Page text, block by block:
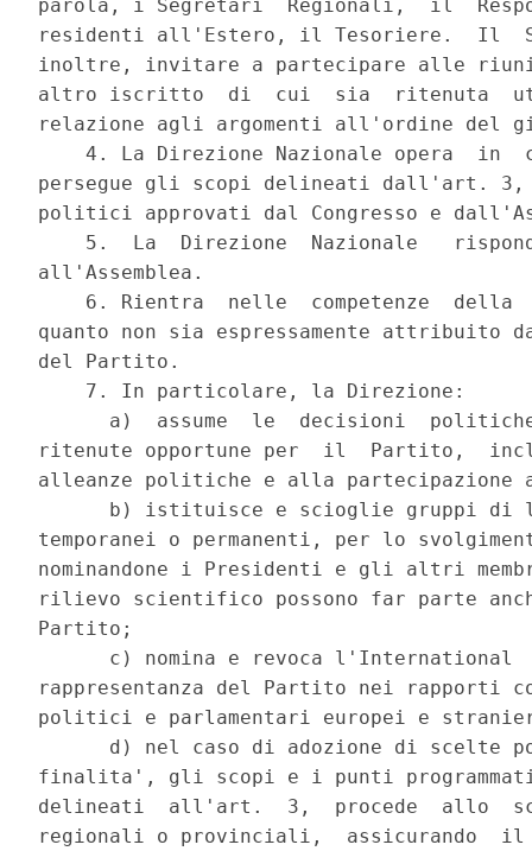
parola, i Segretari  Regionali,  il
residenti all'Estero, il Tesoriere.  Il
inoltre, invitare a partecipare alle
altro iscritto  di  cui  sia  ritenuta
relazione agli argomenti all'ordine del
4. La Direzione Nazionale opera  in
persegue gli scopi delineati dall'art.
politici approvati dal Congresso e
5.  La  Direzione  Nazionale
all'Assemblea.
6. Rientra  nelle  competenze  della
quanto non sia espressamente attribuito
del Partito.
    7. In particolare, la Direzione:
a)  assume  le  decisioni
ritenute opportune per  il  Partito,
alleanze politiche e alla
b) istituisce e scioglie gruppi di
temporanei o permanenti, per lo
nominandone i Presidenti e gli altri
rilievo scientifico possono far parte
Partito;
c) nomina e revoca l'International
rappresentanza del Partito nei
politici e parlamentari europei e
d) nel caso di adozione di scelte
finalita', gli scopi e i punti
delineati  all'art.  3,  procede  allo
regionali o provinciali,